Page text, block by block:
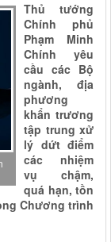
Thủ tướng
Chính phủ
Phạm Minh
Chính yêu
cầu các Bộ
ngành, địa
phương
khẩn trương
tập trung xử
lý dứt điểm
các nhiệm
vụ chậm,
quá hạn, tồn
Chương trình